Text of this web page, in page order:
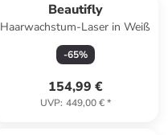
Beautifly
Haarwachstum-Laser in Weiß
-65%
154,99 €
UVP: 449,00 €*